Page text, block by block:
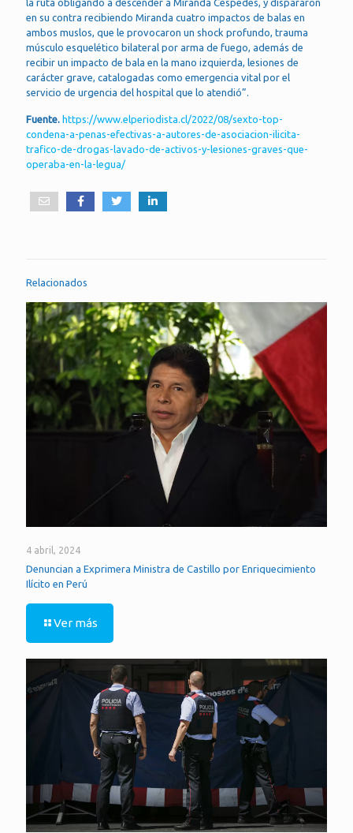
la ruta obligando a descender a Miranda Céspedes, y dispararon
en su contra recibiendo Miranda cuatro impactos de balas en
ambos muslos, que le provocaron un shock profundo, trauma
músculo esquelético bilateral por arma de fuego, además de
recibir un impacto de bala en la mano izquierda, lesiones de
carácter grave, catalogadas como emergencia vital por el
servicio de urgencia del hospital que lo atendió”.
Fuente. https://www.elperiodista.cl/2022/08/sexto-top-
condena-a-penas-efectivas-a-autores-de-asociacion-ilicita-
trafico-de-drogas-lavado-de-activos-y-lesiones-graves-que-
operaba-en-la-legua/
Relacionados
4 abril, 2024
Denuncian a Exprimera Ministra de Castillo por Enriquecimiento
Ilícito en Perú
Ver más